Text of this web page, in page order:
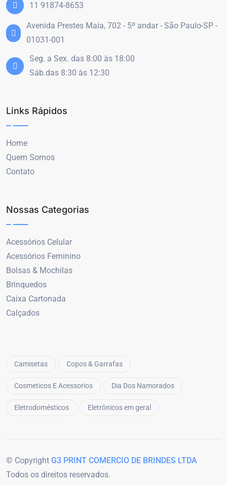
11 91874-8653
Avenida Prestes Maia, 702 - 5º andar - São Paulo-SP -
01031-001
Seg. a Sex. das 8:00 às 18:00
Sáb.das 8:30 às 12:30
Links Rápidos
Home
Quem Somos
Contato
Nossas Categorias
Acessórios Celular
Acessórios Feminino
Bolsas & Mochilas
Brinquedos
Caixa Cartonada
Calçados
Camisetas Copos & Garrafas
Cosmeticos E Acessorios Dia Dos Namorados
Eletrodomésticos Eletrônicos em geral
© Copyright G3 PRINT COMERCIO DE BRINDES LTDA
Todos os direitos reservados.